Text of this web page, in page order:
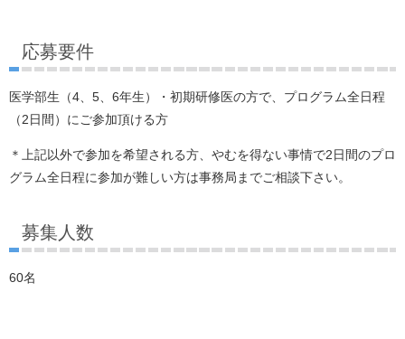
応募要件
医学部生（4、5、6年生）・初期研修医の方で、プログラム全日程
（2日間）にご参加頂ける方
＊上記以外で参加を希望される方、やむを得ない事情で2日間のプロ
グラム全日程に参加が難しい方は事務局までご相談下さい。
募集人数
60名